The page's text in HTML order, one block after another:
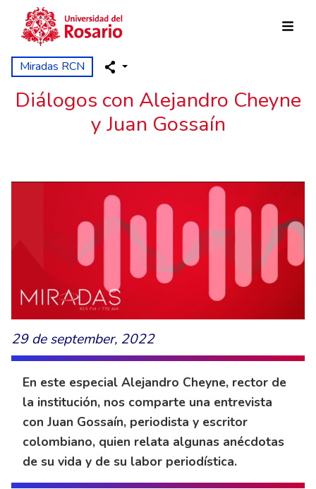
Skip to main content
Miradas RCN
Diálogos con Alejandro Cheyne
y Juan Gossaín
29 de september, 2022
En este especial Alejandro Cheyne, rector de
la institución, nos comparte una entrevista
con Juan Gossaín, periodista y escritor
colombiano, quien relata algunas anécdotas
de su vida y de su labor periodística.